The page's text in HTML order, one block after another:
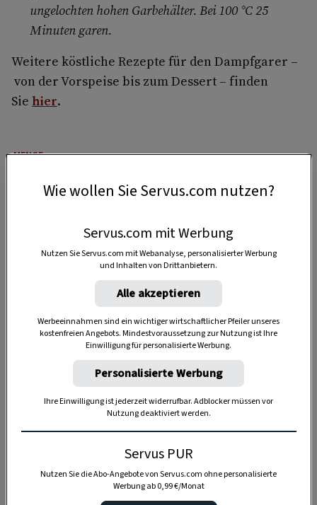
ungelochten hohen Garbehälter. Bei 100 °C 25
Minuten garen.
Weitere köstliche Rezepte für den Dampfgarer –
von der Vorspeise bis zum Dessert – finden
Sie hier.
15 Minuten
30 Minuten
Wie wollen Sie Servus.com nutzen?
Servus.com mit Werbung
Nutzen Sie Servus.com mit Webanalyse, personalisierter Werbung
und Inhalten von Drittanbietern.
Alle akzeptieren
Werbeeinnahmen sind ein wichtiger wirtschaftlicher Pfeiler unseres
kostenfreien Angebots. Mindestvoraussetzung zur Nutzung ist Ihre
Einwilligung für personalisierte Werbung.
Personalisierte Werbung
Ihre Einwilligung ist jederzeit widerrufbar. Adblocker müssen vor
Nutzung deaktiviert werden.
Servus PUR
Nutzen Sie die Abo-Angebote von Servus.com ohne personalisierte
Werbung ab 0,99 €/Monat